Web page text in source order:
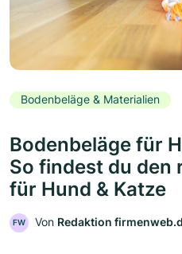
Bodenbeläge & Materialien
Bodenbeläge für
So findest du den
für Hund & Katze
FW Von Redaktion